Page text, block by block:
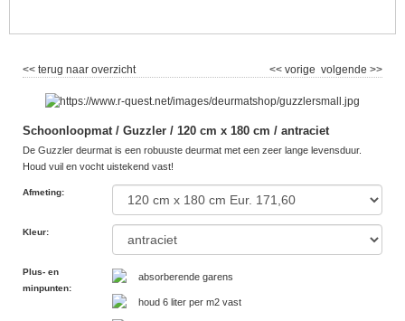
<< terug naar overzicht volgende >>
<< vorige
Schoonloopmat / Guzzler / 120 cm x 180 cm / antraciet
De Guzzler deurmat is een robuuste deurmat met een zeer lange levensduur.
Houd vuil en vocht uistekend vast!
Afmeting:
Kleur:
Plus- en
minpunten:
absorberende garens
houd 6 liter per m2 vast